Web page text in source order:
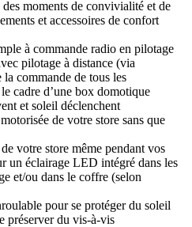
moments de convivialité et de
et accessoires de confort
à commande radio en pilotage
pilotage à distance (via
commande de tous les
cadre d’une box domotique
et soleil déclenchent
de votre store sans que
votre store même pendant vos
un éclairage LED intégré dans les
et/ou dans le coffre (selon
pour se protéger du soleil
préserver du vis-à-vis